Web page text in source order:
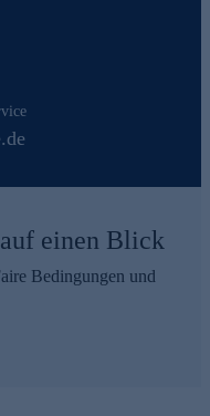
einen Blick
Bedingungen und